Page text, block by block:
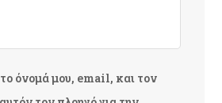
όνομά μου, email, και τον